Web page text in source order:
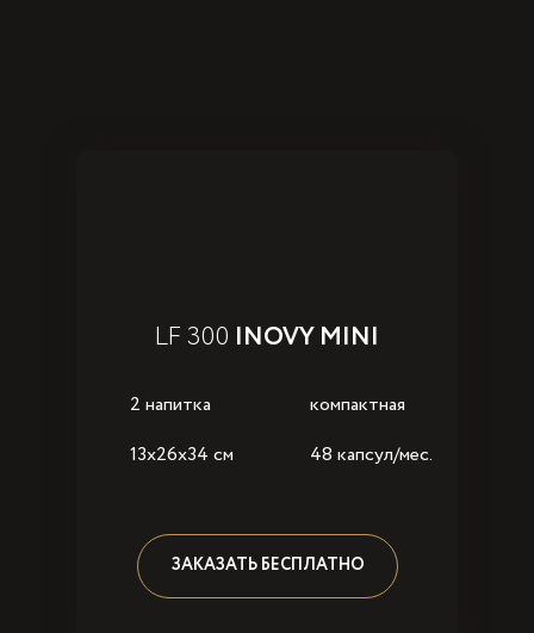
LF 300 INOVY MINI
2 напитка
компактная
48 капсул/мес.
13x26x34 см
ЗАКАЗАТЬ БЕСПЛАТНО